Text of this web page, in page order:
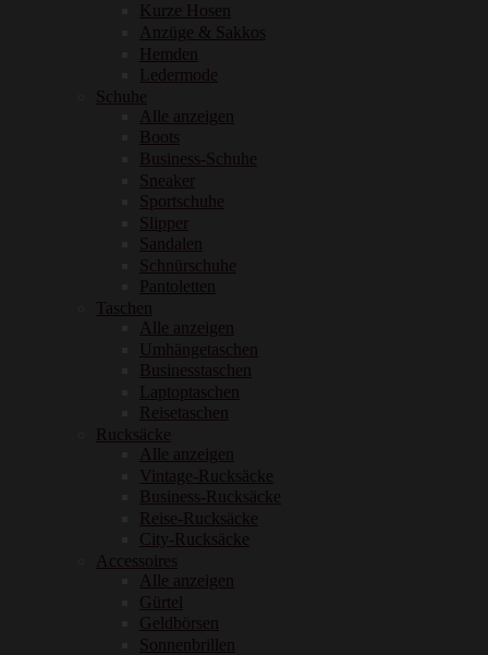
Kurze Hosen
Anzüge & Sakkos
Hemden
Ledermode
Schuhe
Alle anzeigen
Boots
Business-Schuhe
Sneaker
Sportschuhe
Slipper
Sandalen
Schnürschuhe
Pantoletten
Taschen
Alle anzeigen
Umhängetaschen
Businesstaschen
Laptoptaschen
Reisetaschen
Rucksäcke
Alle anzeigen
Vintage-Rucksäcke
Business-Rucksäcke
Reise-Rucksäcke
City-Rucksäcke
Accessoires
Alle anzeigen
Gürtel
Geldbörsen
Sonnenbrillen